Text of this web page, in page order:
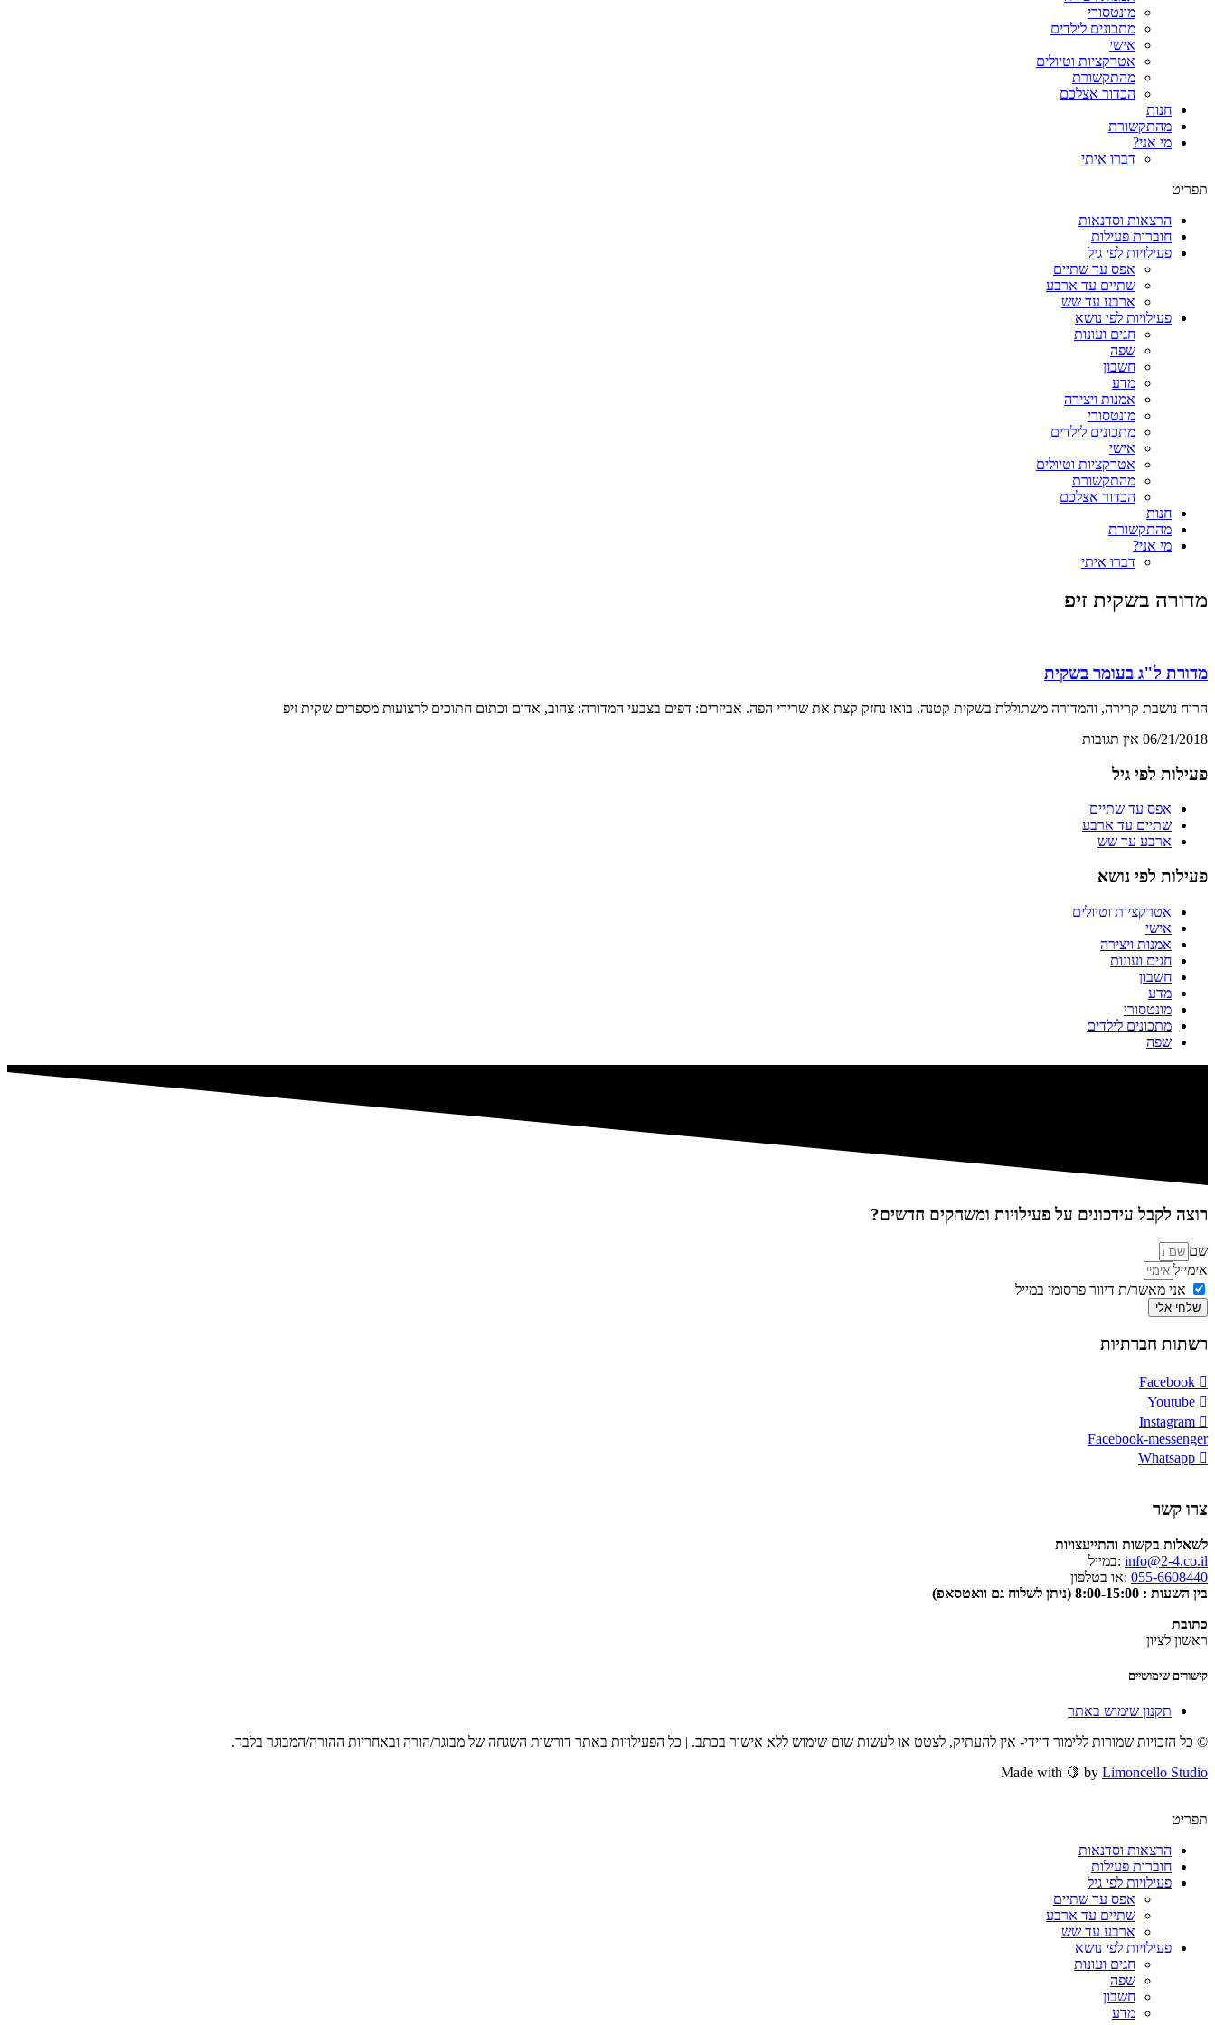
מונטסורי
מתכונים לילדים
אישי
אטרקציות וטיולים
מהתקשורת
הכדור אצלכם
חנות
מהתקשורת
מי אני?
דברו איתי
תפריט
הרצאות וסדנאות
חוברות פעילות
פעילויות לפי גיל
אפס עד שתיים
שתיים עד ארבע
ארבע עד שש
פעילויות לפי נושא
חגים ועונות
שפה
חשבון
מדע
אמנות ויצירה
מונטסורי
מתכונים לילדים
אישי
אטרקציות וטיולים
מהתקשורת
הכדור אצלכם
חנות
מהתקשורת
מי אני?
דברו איתי
מדורה בשקית זיפ
מדורת ל"ג בעומר בשקית
הרוח נושבת קרירה, והמדורה משתוללת בשקית קטנה. בואו נחזק קצת את שרירי הפה. אביזרים: דפים בצבעי המדורה: צהוב, אדום וכתום חתוכים לרצועות מספרים שקית זיפ
06/21/2018 אין תגובות
פעילות לפי גיל
אפס עד שתיים
שתיים עד ארבע
ארבע עד שש
פעילות לפי נושא
אטרקציות וטיולים
אישי
אמנות ויצירה
חגים ועונות
חשבון
מדע
מונטסורי
מתכונים לילדים
שפה
רוצה לקבל עידכונים על פעילויות ומשחקים חדשים?
שם
אימייל
אני מאשר/ת דיוור פרסומי במייל
שלחי אלי
רשתות חברתיות
Facebook
Youtube
Instagram
Facebook-messenger
Whatsapp
צרו קשר
לשאלות בקשות והתייעצויות
info@2-4.co.il :במייל
055-6608440 :או בטלפון
בין השעות : 8:00-15:00 (ניתן לשלוח גם וואטסאפ)
כתובת
ראשון לציון
קישורים שימושיים
תקנון שימוש באתר
© כל הזכויות שמורות ללימור דוידי- אין להעתיק, לצטט או לעשות שום שימוש ללא אישור בכתב. | כל הפעילויות באתר דורשות השגחה של מבוגר/הורה ובאחריות ההורה/המבוגר בלבד.
Made with 🍋 by Limoncello Studio
תפריט
הרצאות וסדנאות
חוברות פעילות
פעילויות לפי גיל
אפס עד שתיים
שתיים עד ארבע
ארבע עד שש
פעילויות לפי נושא
חגים ועונות
שפה
חשבון
מדע